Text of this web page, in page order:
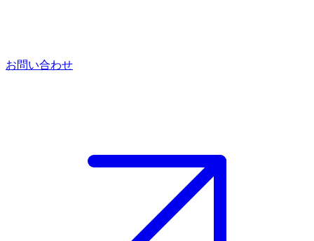
お問い合わせ